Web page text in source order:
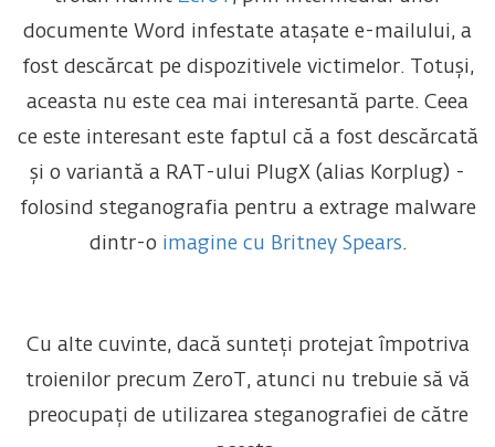
documente Word infestate atașate e-mailului, a
fost descărcat pe dispozitivele victimelor. Totuși,
aceasta nu este cea mai interesantă parte. Ceea
ce este interesant este faptul că a fost descărcată
și o variantă a RAT-ului PlugX (alias Korplug) -
folosind steganografia pentru a extrage malware
dintr-o imagine cu Britney Spears.
Cu alte cuvinte, dacă sunteți protejat împotriva
troienilor precum ZeroT, atunci nu trebuie să vă
preocupați de utilizarea steganografiei de către